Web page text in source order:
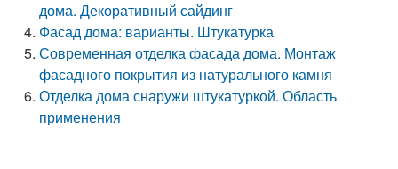
дома. Декоративный сайдинг
Фасад дома: варианты. Штукатурка
Современная отделка фасада дома. Монтаж
фасадного покрытия из натурального камня
Отделка дома снаружи штукатуркой. Область
применения